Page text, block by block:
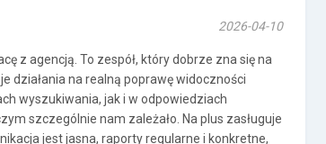
2026-04-10
z agencją. To zespół, który dobrze zna się na
działania na realną poprawę widoczności
wyszukiwania, jak i w odpowiedziach
szczególnie nam zależało. Na plus zasługuje
jest jasna, raporty regularne i konkretne,